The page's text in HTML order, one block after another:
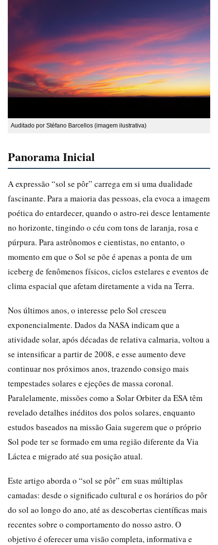
Auditado por Stéfano Barcellos (imagem ilustrativa)
Panorama Inicial
A expressão “sol se pôr” carrega em si uma dualidade
fascinante. Para a maioria das pessoas, ela evoca a imagem
poética do entardecer, quando o astro-rei desce lentamente
no horizonte, tingindo o céu com tons de laranja, rosa e
púrpura. Para astrônomos e cientistas, no entanto, o
momento em que o Sol se põe é apenas a ponta de um
iceberg de fenômenos físicos, ciclos estelares e eventos de
clima espacial que afetam diretamente a vida na Terra.
Nos últimos anos, o interesse pelo Sol cresceu
exponencialmente. Dados da NASA indicam que a
atividade solar, após décadas de relativa calmaria, voltou a
se intensificar a partir de 2008, e esse aumento deve
continuar nos próximos anos, trazendo consigo mais
tempestades solares e ejeções de massa coronal.
Paralelamente, missões como a Solar Orbiter da ESA têm
revelado detalhes inéditos dos polos solares, enquanto
estudos baseados na missão Gaia sugerem que o próprio
Sol pode ter se formado em uma região diferente da Via
Láctea e migrado até sua posição atual.
Este artigo aborda o “sol se pôr” em suas múltiplas
camadas: desde o significado cultural e os horários do pôr
do sol ao longo do ano, até as descobertas científicas mais
recentes sobre o comportamento do nosso astro. O
objetivo é oferecer uma visão completa, informativa e